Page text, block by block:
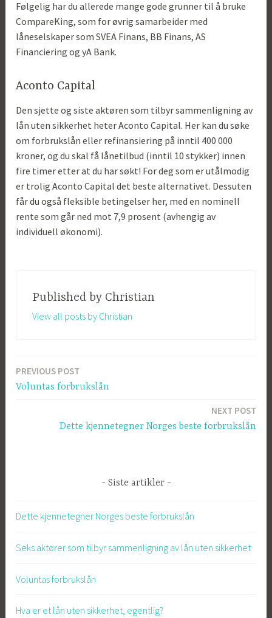
Følgelig har du allerede mange gode grunner til å bruke
CompareKing, som for øvrig samarbeider med
låneselskaper som SVEA Finans, BB Finans, AS
Financiering og yA Bank.
Aconto Capital
Den sjette og siste aktøren som tilbyr sammenligning av
lån uten sikkerhet heterAconto Capital. Her kan du søke
om forbrukslån eller refinansiering på inntil 400 000
kroner, og du skal få lånetilbud (inntil 10 stykker) innen
fire timer etter at du har søkt! For deg som er utålmodig
er trolig Aconto Capital det beste alternativet. Dessuten
får du også fleksible betingelser her, med en nominell
rente som går ned mot 7,9 prosent (avhengig av
individuell økonomi).
Published by Christian
View all posts by Christian
Post
PREVIOUS POST
Voluntas forbrukslån
NEXT POST
Dette kjennetegner Norges beste forbrukslån
Siste artikler
Dette kjennetegner Norges beste forbrukslån
Seks aktører som tilbyr sammenligning av lån uten sikkerhet
Voluntas forbrukslån
Hva er et lån uten sikkerhet, egentlig?